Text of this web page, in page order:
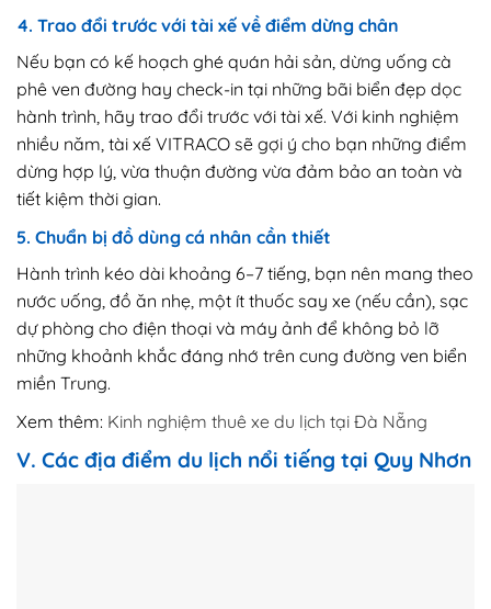
4. Trao đổi trước với tài xế về điểm dừng chân
Nếu bạn có kế hoạch ghé quán hải sản, dừng uống cà
phê ven đường hay check-in tại những bãi biển đẹp dọc
hành trình, hãy trao đổi trước với tài xế. Với kinh nghiệm
nhiều năm, tài xế VITRACO sẽ gợi ý cho bạn những điểm
dừng hợp lý, vừa thuận đường vừa đảm bảo an toàn và
tiết kiệm thời gian.
5. Chuẩn bị đồ dùng cá nhân cần thiết
Hành trình kéo dài khoảng 6–7 tiếng, bạn nên mang theo
nước uống, đồ ăn nhẹ, một ít thuốc say xe (nếu cần), sạc
dự phòng cho điện thoại và máy ảnh để không bỏ lỡ
những khoảnh khắc đáng nhớ trên cung đường ven biển
miền Trung.
Xem thêm: Kinh nghiệm thuê xe du lịch tại Đà Nẵng
V. Các địa điểm du lịch nổi tiếng tại Quy Nhơn